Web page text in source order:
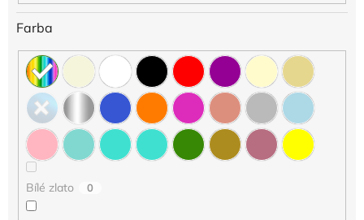
Farba
Bílé zlato 0